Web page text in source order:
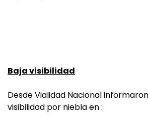
Baja visibilidad
Desde Vialidad Nacional
visibilidad por niebla en :